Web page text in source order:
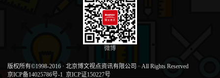
微博
版权所有©1998-2016 · 北京博文视点资讯有限公司 · All Rights Reserved
京ICP备14025786号-1 京ICP证150227号